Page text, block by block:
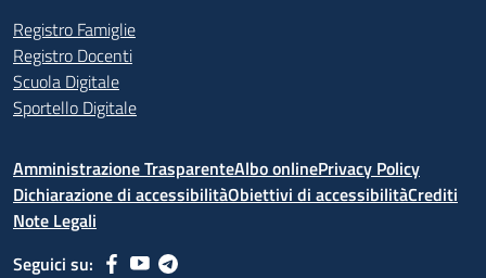
Registro Famiglie
Registro Docenti
Scuola Digitale
Sportello Digitale
Amministrazione TrasparenteAlbo onlinePrivacy Policy
Dichiarazione di accessibilitàObiettivi di accessibilitàCrediti
Note Legali
Seguici su: